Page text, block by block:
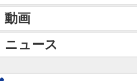
動画
ニュース